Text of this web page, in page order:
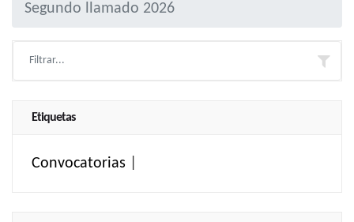
Segundo llamado 2026
Etiquetas
Convocatorias